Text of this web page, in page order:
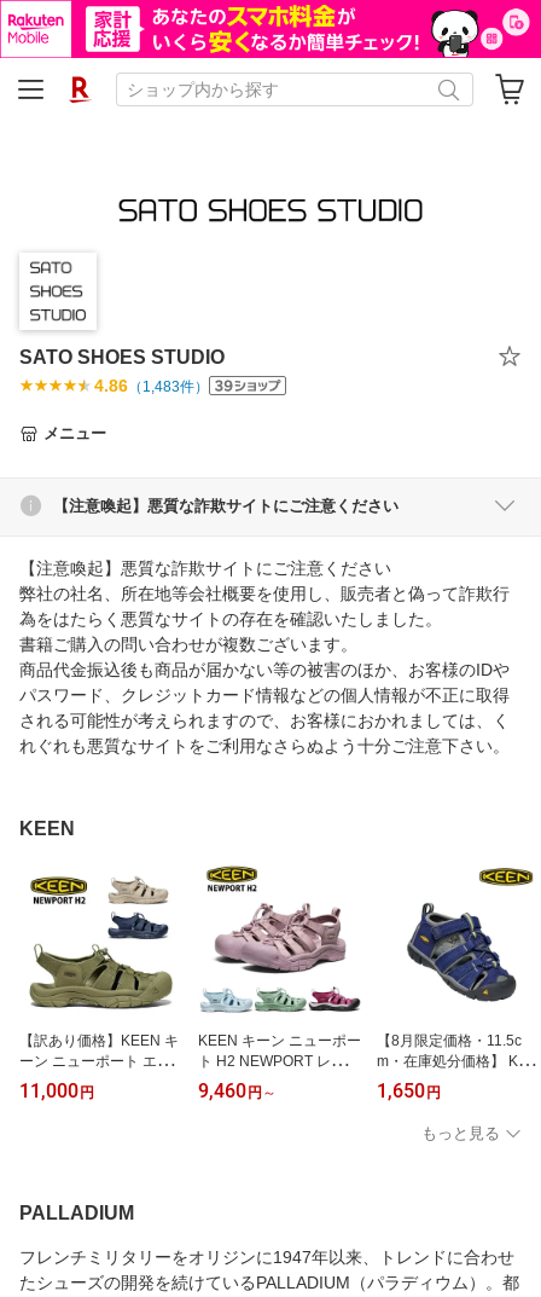
SATO SHOES STUDIO
4.86 （ 1,483件）
メニュー
【注意喚起】悪質な詐欺サイトにご注意ください
【注意喚起】悪質な詐欺サイトにご注意ください
弊社の社名、所在地等会社概要を使用し、販売者と偽って詐欺行
為をはたらく悪質なサイトの存在を確認いたしました。
書籍ご購入の問い合わせが複数ございます。
商品代金振込後も商品が届かない等の被害のほか、お客様のIDや
パスワード、クレジットカード情報などの個人情報が不正に取得
される可能性が考えられますので、お客様におかれましては、く
れぐれも悪質なサイトをご利用なさらぬよう十分ご注意下さい。
KEEN
【訳あり価格】KEEN キ
ーン ニューポート エイ
チツー NEWPORT H2 メ
ンズ ストラップサンダル
11,000 円
KEEN キーン ニューポー
ト H2 NEWPORT レディ
ース ジュニア キッズ サ
ンダル 1030547 103054
9,460 円 ～
【8月限定価格・11.5c
m・在庫処分価格】 KEE
N キーン シーキャンプ
ツー シーエヌエックス S
EACAMP II CNX キッズ
ベビー 子供 トドラー サ
1,650 円
もっと見る
PALLADIUM
フレンチミリタリーをオリジンに1947年以来、トレンドに合わせ
たシューズの開発を続けているPALLADIUM（パラディウム）。都